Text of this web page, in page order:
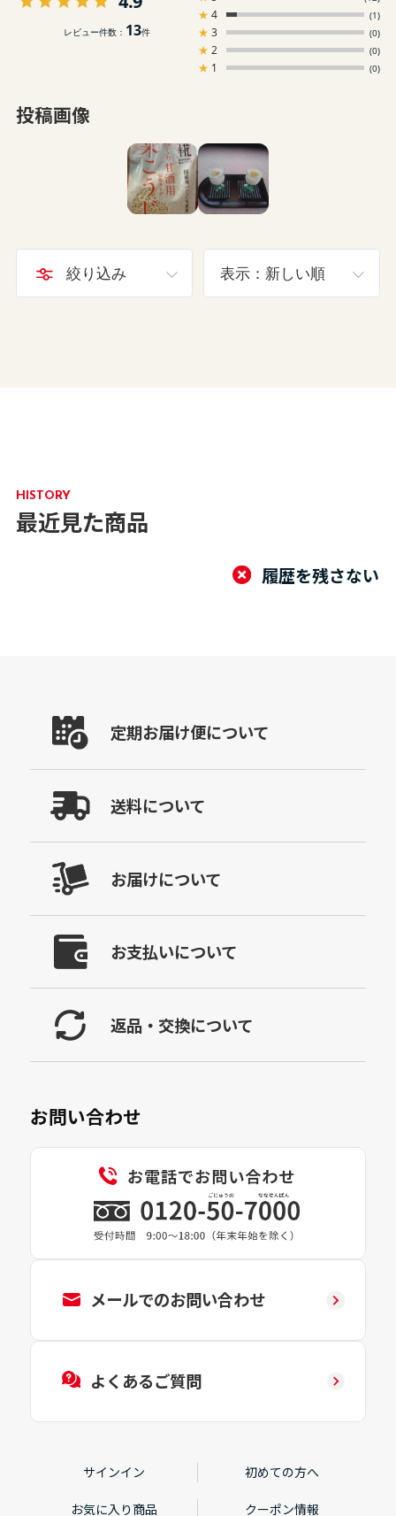
レビュー件数： 13件
★ 4 (1)
★ 3 (0)
★ 2 (0)
★ 1 (0)
投稿画像
絞り込み 表示：新しい順
HISTORY
最近見た商品
履歴を残さない
定期お届け便について
送料について
お届けについて
お支払いについて
返品・交換について
お問い合わせ
メールでのお問い合わせ
よくあるご質問
サインイン 初めての方へ
お気に入り商品 クーポン情報